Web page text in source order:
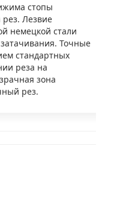
стопы
Лезвие
немецкой стали
Точные
стандартных
реза на
зона
рез.